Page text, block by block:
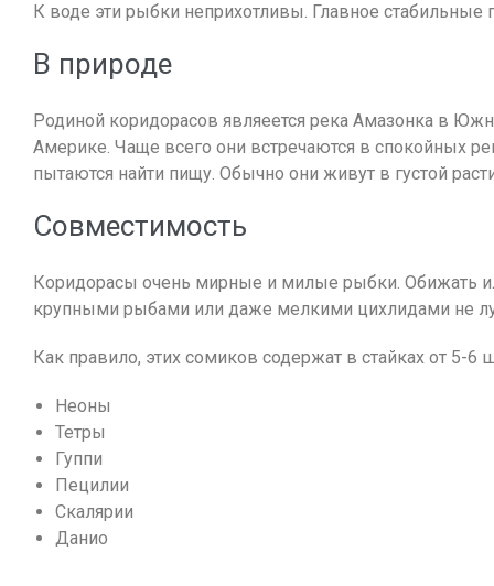
К воде эти рыбки неприхотливы. Главное
В природе
Родиной коридорасов являеется река Амазонка в
Америке. Чаще всего они встречаются в спокойных
пытаются найти пищу. Обычно они живут в густой
Совместимость
Коридорасы очень мирные и милые рыбки. Обижать
крупными рыбами или даже мелкими цихлидами не
Как правило, этих сомиков содержат в стайках от
Неоны
Тетры
Гуппи
Пецилии
Скалярии
Данио